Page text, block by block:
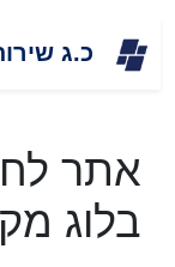
כ.ג
אתר
בלוג